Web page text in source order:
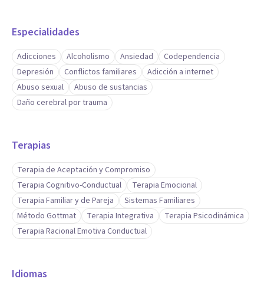
Especialidades
Adicciones Alcoholismo Ansiedad
Codependencia
Depresión
Conflictos familiares
Adicción a internet
Abuso sexual
Abuso de sustancias
Daño cerebral por trauma
Terapias
Terapia de Aceptación y Compromiso
Terapia Cognitivo-Conductual
Terapia Emocional
Terapia Familiar y de Pareja
Sistemas Familiares
Método Gottmat
Terapia Integrativa
Terapia Psicodinámica
Terapia Racional Emotiva Conductual
Idiomas